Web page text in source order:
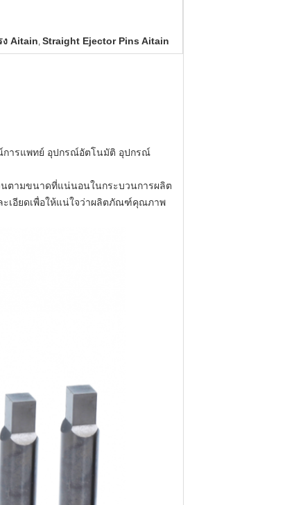
ง Aitain, Straight Ejector Pins Aitain
ารแพทย์ อุปกรณ์อัตโนมัติ อุปกรณ์
ตามขนาดที่แน่นอนในกระบวนการผลิต
เอียดเพื่อให้แน่ใจว่าผลิตภัณฑ์คุณภาพ